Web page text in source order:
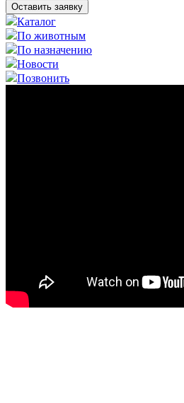
Оставить заявку
Каталог
По животным
По назначению
Новости
Позвонить